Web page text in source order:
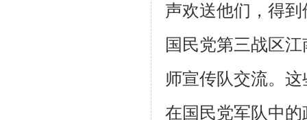
声欢送他们，得
国民党第三战区
师宣传队交流。
在国民党军队中